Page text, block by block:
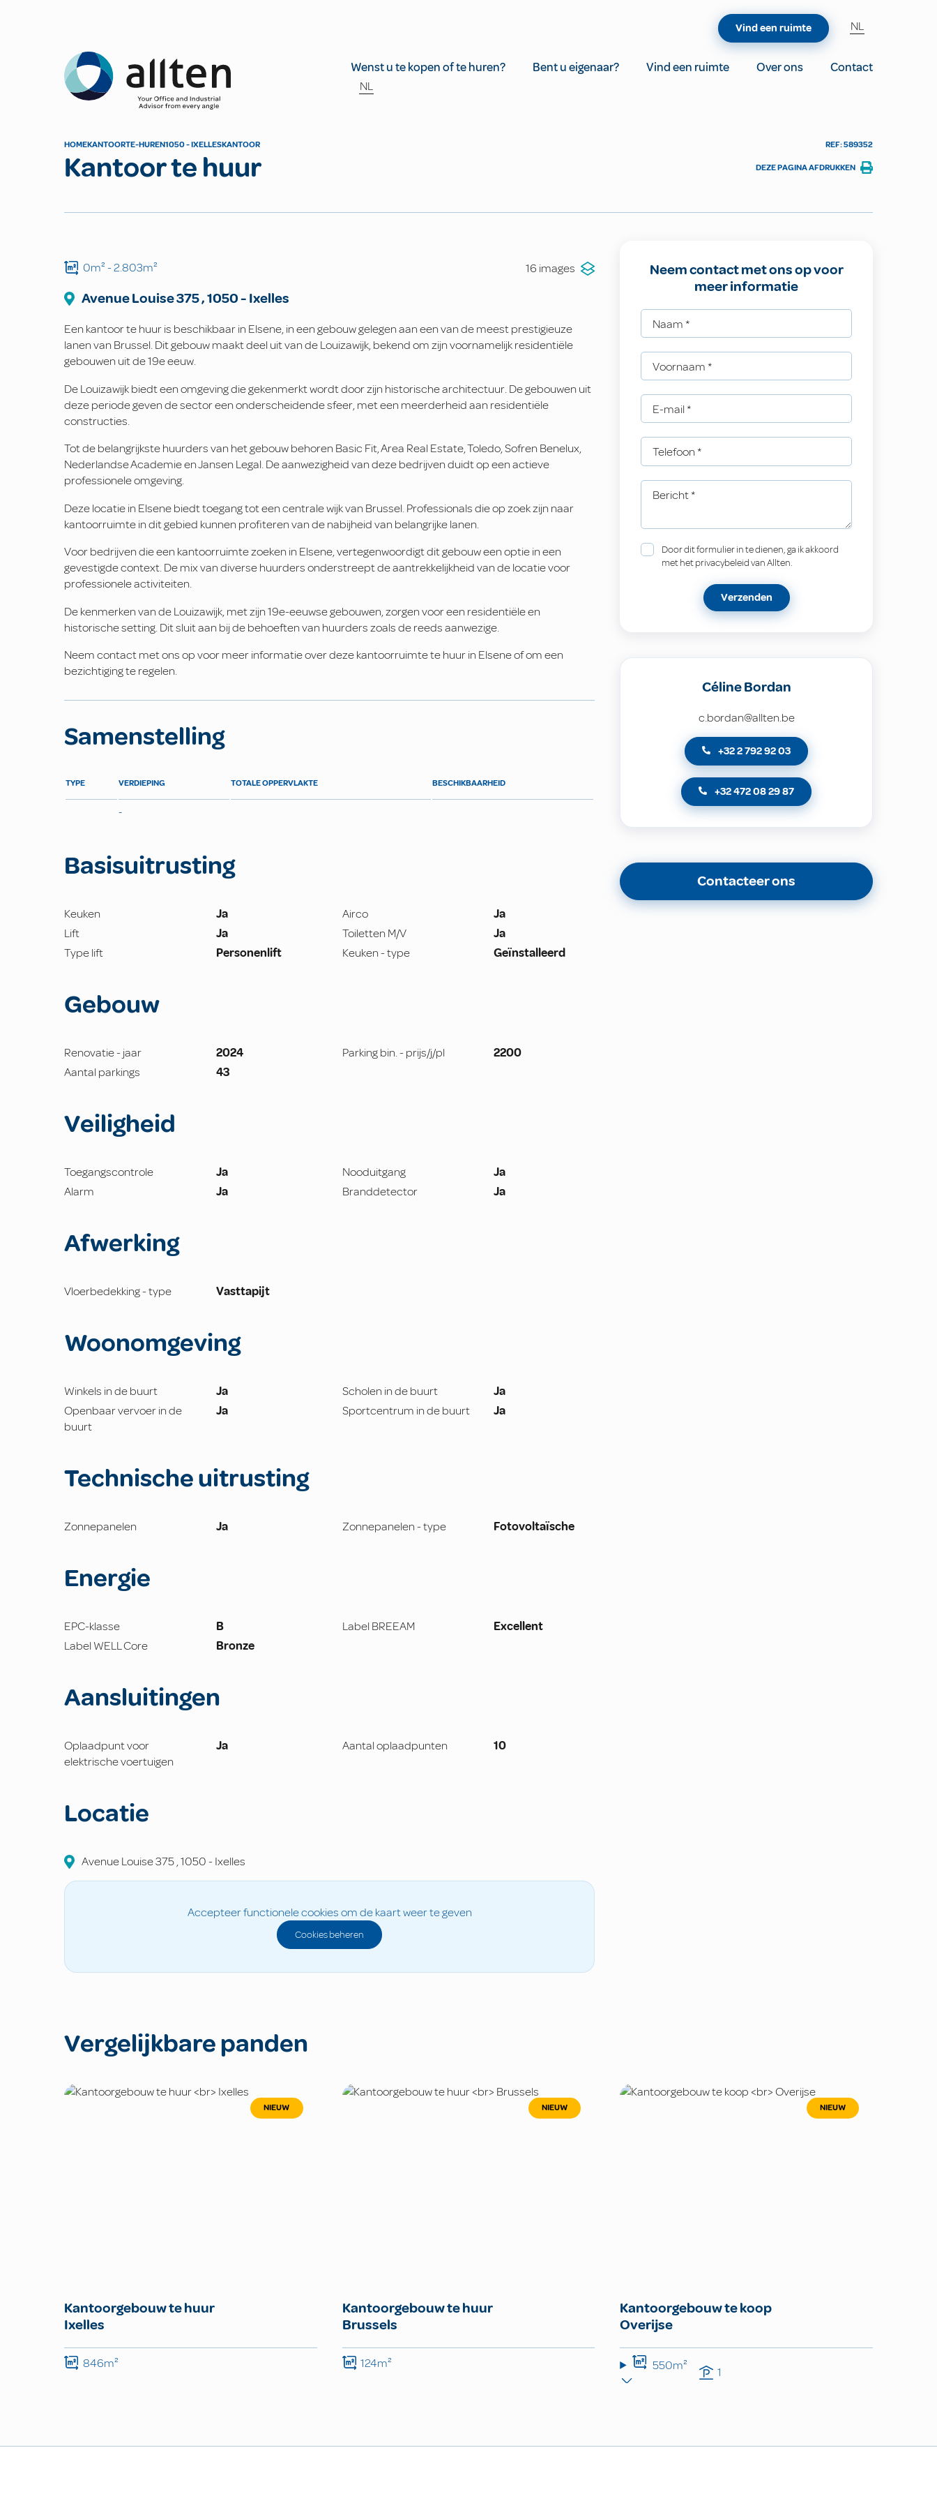
Allten
Wenst u te kopen of te huren? Bent u eigenaar? Vind een ruimte Over ons
Contact
NL
Vind een ruimte NL
HOMEKANTOORTE-HUREN1050 - IXELLESKANTOOR
Kantoor te huur
REF: 589352
DEZE PAGINA AFDRUKKEN
0m²- 2.803m² 16 images
Avenue Louise375,1050- Ixelles
Een kantoor te huur is beschikbaar in Elsene, in een gebouw gelegen aan een van de meest prestigieuze
lanen van Brussel. Dit gebouw maakt deel uit van de Louizawijk, bekend om zijn voornamelijk residentiële
gebouwen uit de 19e eeuw.
De Louizawijk biedt een omgeving die gekenmerkt wordt door zijn historische architectuur. De gebouwen uit
deze periode geven de sector een onderscheidende sfeer, met een meerderheid aan residentiële
constructies.
Tot de belangrijkste huurders van het gebouw behoren Basic Fit, Area Real Estate, Toledo, Sofren Benelux,
Nederlandse Academie en Jansen Legal. De aanwezigheid van deze bedrijven duidt op een actieve
professionele omgeving.
Deze locatie in Elsene biedt toegang tot een centrale wijk van Brussel. Professionals die op zoek zijn naar
kantoorruimte in dit gebied kunnen profiteren van de nabijheid van belangrijke lanen.
Voor bedrijven die een kantoorruimte zoeken in Elsene, vertegenwoordigt dit gebouw een optie in een
gevestigde context. De mix van diverse huurders onderstreept de aantrekkelijkheid van de locatie voor
professionele activiteiten.
De kenmerken van de Louizawijk, met zijn 19e-eeuwse gebouwen, zorgen voor een residentiële en
historische setting. Dit sluit aan bij de behoeften van huurders zoals de reeds aanwezige.
Neem contact met ons op voor meer informatie over deze kantoorruimte te huur in Elsene of om een
bezichtiging te regelen.
Samenstelling
TYPE VERDIEPING TOTALE OPPERVLAKTE BESCHIKBAARHEID
-
Basisuitrusting
Keuken Ja Airco
Ja
Lift
Ja Toiletten M/V
Ja
Type lift
Personenlift Keuken - type Geïnstalleerd
Gebouw
Renovatie - jaar 2024 Parking bin. - prijs/j/pl
2200
Aantal parkings
43
Veiligheid
Toegangscontrole Ja Nooduitgang
Ja
Alarm
Ja Branddetector Ja
Afwerking
Vloerbedekking - type Vasttapijt
Woonomgeving
Winkels in de buurt Ja Scholen in de buurt
Ja
Openbaar vervoer in de
buurt
Ja Sportcentrum in de buurt Ja
Technische uitrusting
Zonnepanelen Ja Zonnepanelen - type Fotovoltaïsche
Energie
EPC-klasse B Label BREEAM
Excellent
Label WELL Core
Bronze
Aansluitingen
Oplaadpunt voor
elektrische voertuigen
Ja Aantal oplaadpunten 10
Locatie
Avenue Louise375,1050-Ixelles
Accepteer functionele cookies om de kaart weer te geven
Cookies beheren
Neem contact met ons op voor
meer informatie
Naam *
Voornaam *
E-mail *
Telefoon *
Bericht*
Door dit formulier in te dienen, ga ik akkoord
met het privacybeleid van Allten.
Verzenden
Céline Bordan
c.bordan@allten.be
+32 2 792 92 03
+32 472 08 29 87
Contacteer ons
Vergelijkbare panden
NIEUW
Kantoorgebouw te huur
Ixelles
846m²
NIEUW
Kantoorgebouw te huur
Brussels
124m²
NIEUW
Kantoorgebouw te koop
Overijse
550m² 1